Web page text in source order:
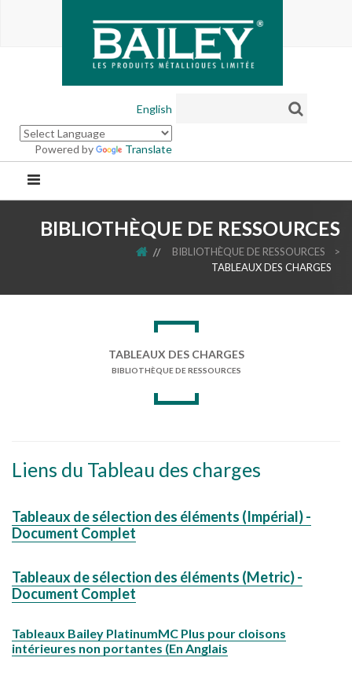
English
Powered by Translate
BIBLIOTHÈQUE DE RESSOURCES
ACCUEILBIBLIOTHÈQUE DE RESSOURCES
>
TABLEAUX DES CHARGES
TABLEAUX DES CHARGES
BIBLIOTHÈQUE DE RESSOURCES
Liens du Tableau des charges
Tableaux de sélection des éléments (Impérial) -
Document Complet
Tableaux de sélection des éléments (Metric) -
Document Complet
Tableaux Bailey PlatinumMC Plus pour cloisons
intérieures non portantes (En Anglais